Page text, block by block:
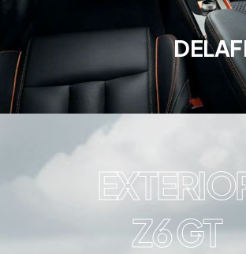
Z6 GT